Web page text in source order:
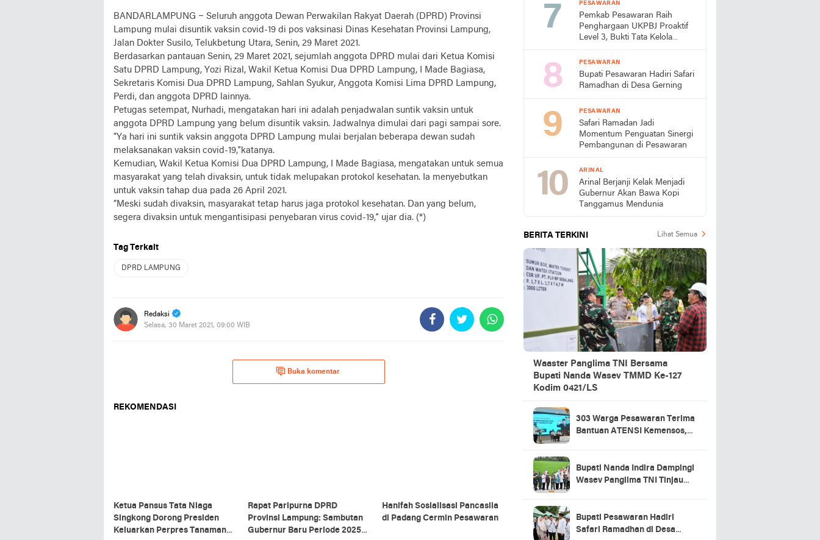
BANDARLAMPUNG – Seluruh anggota Dewan Perwakilan Rakyat Daerah (DPRD) Provinsi
Lampung mulai disuntik vaksin covid-19 di pos vaksinasi Dinas Kesehatan Provinsi Lampung,
Jalan Dokter Susilo, Telukbetung Utara, Senin, 29 Maret 2021.
Berdasarkan pantauan Senin, 29 Maret 2021, sejumlah anggota DPRD mulai dari Ketua Komisi
Satu DPRD Lampung, Yozi Rizal, Wakil Ketua Komisi Dua DPRD Lampung, I Made Bagiasa,
Sekretaris Komisi Dua DPRD Lampung, Sahlan Syukur, Anggota Komisi Lima DPRD Lampung,
Perdi, dan anggota DPRD lainnya.
Petugas setempat, Nurhadi, mengatakan hari ini adalah penjadwalan suntik vaksin untuk
anggota DPRD Lampung yang belum disuntik vaksin. Jadwalnya dimulai dari pagi sampai sore.
“Ya hari ini suntik vaksin anggota DPRD Lampung mulai berjalan beberapa dewan sudah
melaksanakan vaksin covid-19,”katanya.
Kemudian, Wakil Ketua Komisi Dua DPRD Lampung, I Made Bagiasa, mengatakan untuk semua
masyarakat yang telah divaksin, untuk tidak melupakan protokol kesehatan. Ia menyebutkan
untuk vaksin tahap dua pada 26 April 2021.
“Meski sudah divaksin, masyarakat tetap harus jaga protokol kesehatan. Dan yang belum,
segera divaksin untuk mengantisipasi penyebaran virus covid-19,” ujar dia. (*)
Tag Terkait
DPRD LAMPUNG
Redaksi
Selasa, 30 Maret 2021, 09:00 WIB
Buka komentar
REKOMENDASI
Ketua Pansus Tata Niaga
Singkong Dorong Presiden
Keluarkan Perpres Tanaman
Rapat Paripurna DPRD
Provinsi Lampung: Sambutan
Gubernur Baru Periode 2025-
Hanifah Sosialisasi Pancasila
di Padang Cermin Pesawaran
PESAWARAN
Pemkab Pesawaran Raih
Penghargaan UKPBJ Proaktif
Level 3, Bukti Tata Kelola
PESAWARAN
Bupati Pesawaran Hadiri Safari
Ramadhan di Desa Gerning
PESAWARAN
Safari Ramadan Jadi
Momentum Penguatan Sinergi
Pembangunan di Pesawaran
ARINAL
Arinal Berjanji Kelak Menjadi
Gubernur Akan Bawa Kopi
Tanggamus Mendunia
BERITA TERKINI Lihat Semua
Waaster Panglima TNI Bersama
Bupati Nanda Wasev TMMD Ke-127
Kodim 0421/LS
303 Warga Pesawaran Terima
Bantuan ATENSI Kemensos,
Bupati Nanda Indira Dampingi
Wasev Panglima TNI Tinjau
Bupati Pesawaran Hadiri
Safari Ramadhan di Desa